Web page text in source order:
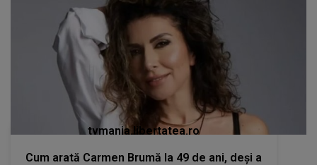
tvmania.libertatea.ro
Cum arată Carmen Brumă la 49 de ani, deși a